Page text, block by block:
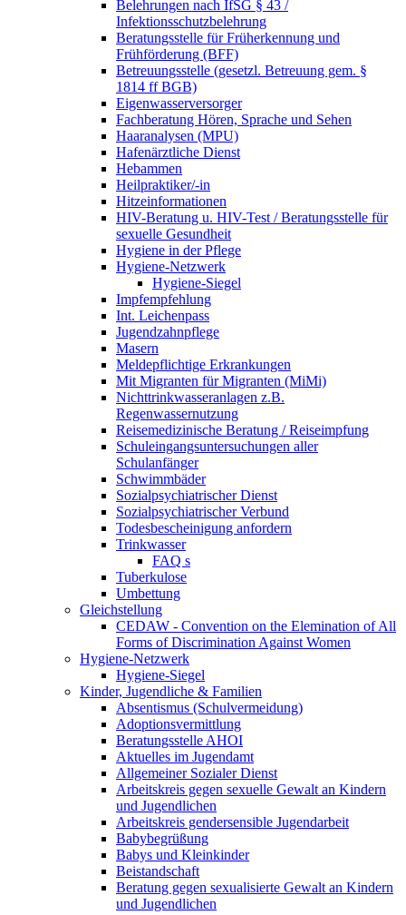
Belehrungen nach IfSG § 43 /
Infektionsschutzbelehrung
Beratungsstelle für Früherkennung und
Frühförderung (BFF)
Betreuungsstelle (gesetzl. Betreuung gem. §
1814 ff BGB)
Eigenwasserversorger
Fachberatung Hören, Sprache und Sehen
Haaranalysen (MPU)
Hafenärztliche Dienst
Hebammen
Heilpraktiker/-in
Hitzeinformationen
HIV-Beratung u. HIV-Test / Beratungsstelle für
sexuelle Gesundheit
Hygiene in der Pflege
Hygiene-Netzwerk
Hygiene-Siegel
Impfempfehlung
Int. Leichenpass
Jugendzahnpflege
Masern
Meldepflichtige Erkrankungen
Mit Migranten für Migranten (MiMi)
Nichttrinkwasseranlagen z.B.
Regenwassernutzung
Reisemedizinische Beratung / Reiseimpfung
Schuleingangsuntersuchungen aller
Schulanfänger
Schwimmbäder
Sozialpsychiatrischer Dienst
Sozialpsychiatrischer Verbund
Todesbescheinigung anfordern
Trinkwasser
FAQ s
Tuberkulose
Umbettung
Gleichstellung
CEDAW - Convention on the Elemination of All
Forms of Discrimination Against Women
Hygiene-Netzwerk
Hygiene-Siegel
Kinder, Jugendliche & Familien
Absentismus (Schulvermeidung)
Adoptionsvermittlung
Beratungsstelle AHOI
Aktuelles im Jugendamt
Allgemeiner Sozialer Dienst
Arbeitskreis gegen sexuelle Gewalt an Kindern
und Jugendlichen
Arbeitskreis gendersensible Jugendarbeit
Babybegrüßung
Babys und Kleinkinder
Beistandschaft
Beratung gegen sexualisierte Gewalt an Kindern
und Jugendlichen